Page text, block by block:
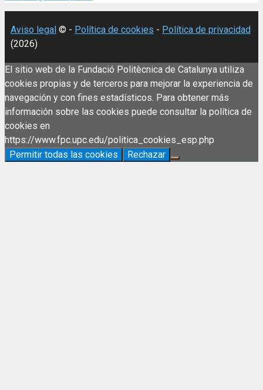
Aviso legal © - Política de cookies - Política de privacidad
(2026)
El sitio web de la Fundació Politècnica de Catalunya utiliza
cookies propias y de terceros para mejorar la experiencia de
navegación y con fines estadísticos. Para obtener más
información sobre las cookies puede consultar la política de
cookies en
https://www.fpc.upc.edu/politica_cookies_esp.php
Permitir todas las cookies
Rechazar